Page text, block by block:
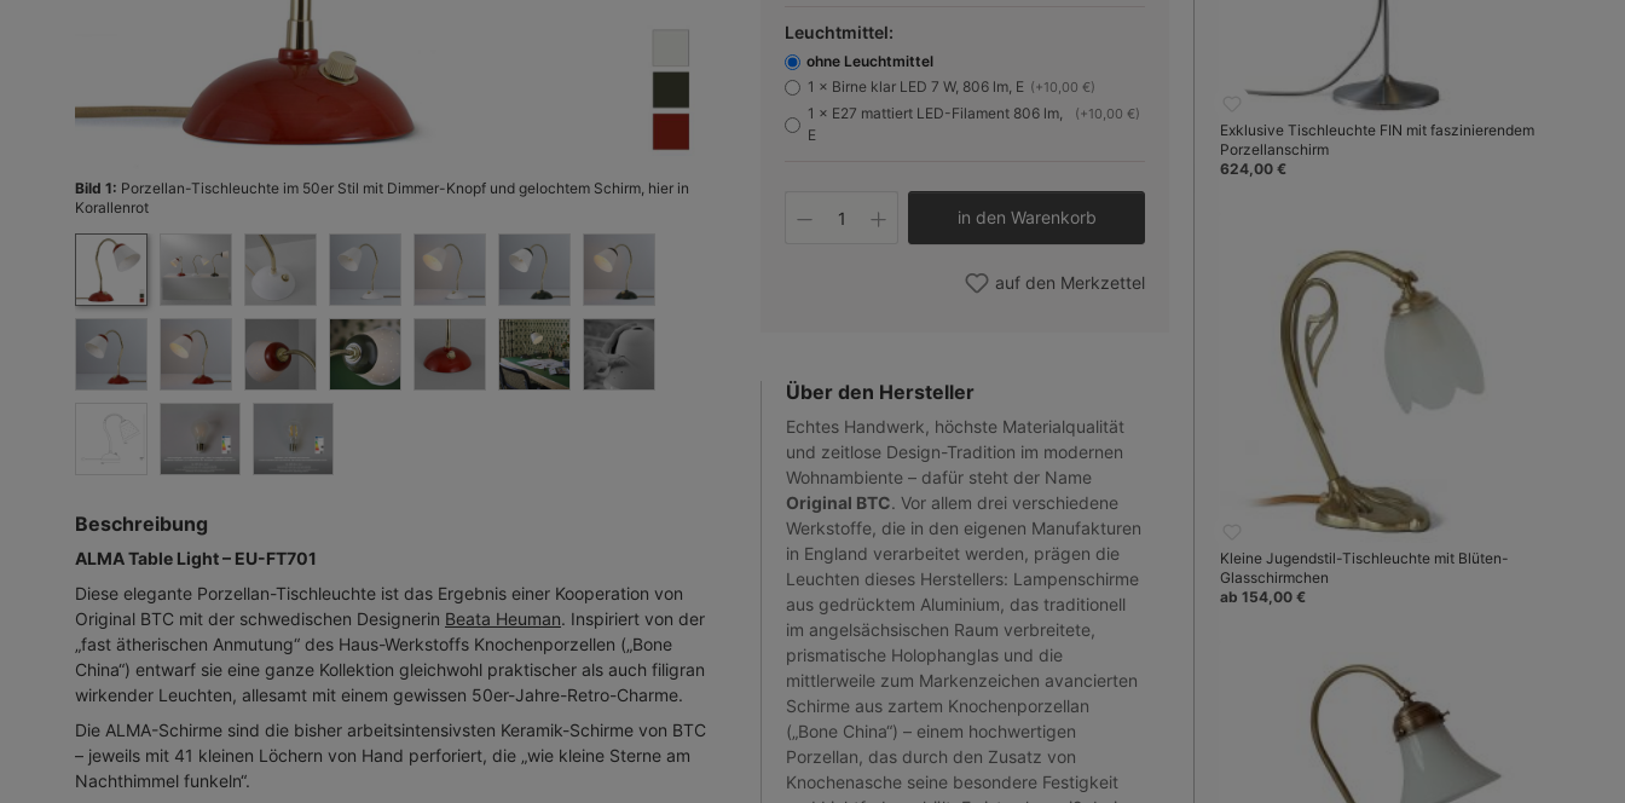
Bild 1: Porzellan-Tischleuchte im 50er Stil mit Dimmer-Knopf und gelochtem Schirm, hier in
Korallenrot
Beschreibung
ALMA Table Light – EU-FT701
Diese elegante Porzellan-Tischleuchte ist das Ergebnis einer Kooperation von
Original BTC mit der schwedischen Designerin Beata Heuman. Inspiriert von der
„fast ätherischen Anmutung“ des Haus-Werkstoffs Knochenporzellen („Bone
China“) entwarf sie eine ganze Kollektion gleichwohl praktischer als auch filigran
wirkender Leuchten, allesamt mit einem gewissen 50er-Jahre-Retro-Charme.
Die ALMA-Schirme sind die bisher arbeitsintensivsten Keramik-Schirme von BTC
– jeweils mit 41 kleinen Löchern von Hand perforiert, die „wie kleine Sterne am
Nachthimmel funkeln“.
Leuchtmittel:
ohne Leuchtmittel
1 × Birne klar LED 7 W, 806 lm, E (+10,00 €)
1 × E27 mattiert LED-Filament 806 lm,
E
(+10,00 €)
Produkt Anzahl: Gib den gewünschten Wert ein oder
in den Warenkorb
auf den Merkzettel
Über den Hersteller
Echtes Handwerk, höchste Materialqualität
und zeitlose Design-Tradition im modernen
Wohnambiente – dafür steht der Name
Original BTC. Vor allem drei verschiedene
Werkstoffe, die in den eigenen Manufakturen
in England verarbeitet werden, prägen die
Leuchten dieses Herstellers: Lampenschirme
aus gedrücktem Aluminium, das traditionell
im angelsächsischen Raum verbreitete,
prismatische Holophanglas und die
mittlerweile zum Markenzeichen avancierten
Schirme aus zartem Knochenporzellan
(„Bone China“) – einem hochwertigen
Porzellan, das durch den Zusatz von
Knochenasche seine besondere Festigkeit
Exklusive Tischleuchte FIN mit faszinierendem
Porzellanschirm
624,00 €
Kleine Jugendstil-Tischleuchte mit Blüten-
Glasschirmchen
ab 154,00 €